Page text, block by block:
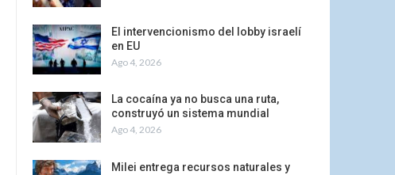
El intervencionismo del lobby israelí
en EU
Ago 4, 2026
La cocaína ya no busca una ruta,
construyó un sistema mundial
Ago 4, 2026
Milei entrega recursos naturales y